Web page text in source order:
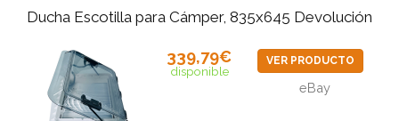
Ducha Escotilla para Cámper, 835x645 Devolución
339,79€
disponible
VER PRODUCTO
eBay